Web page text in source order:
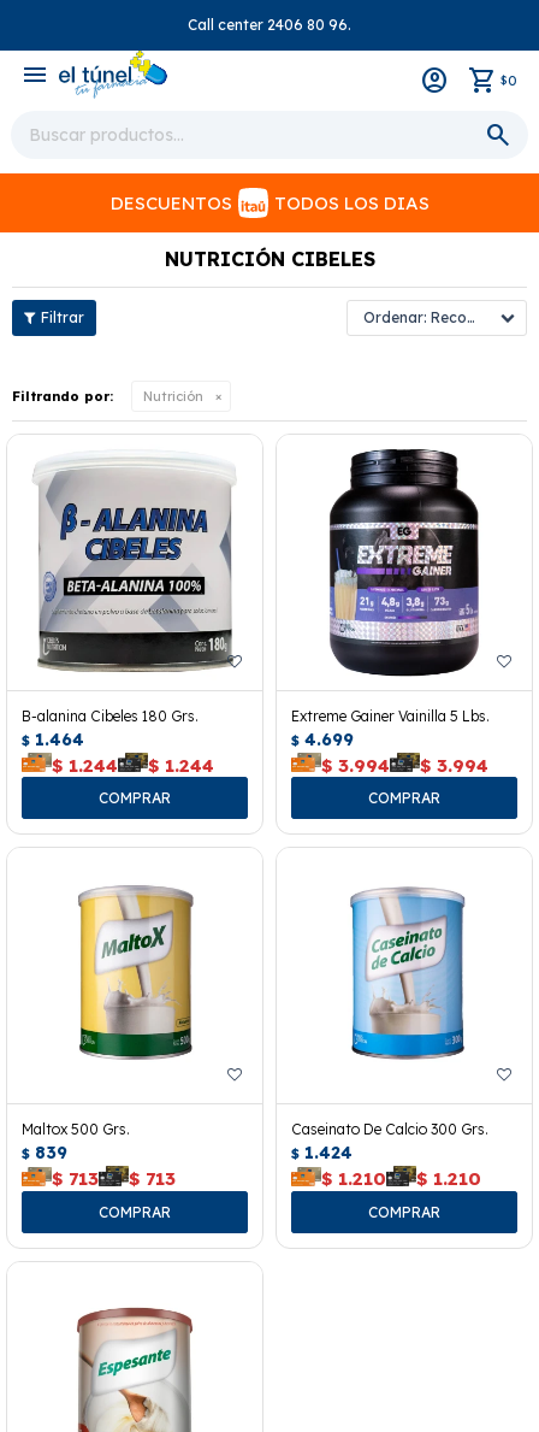
Call center 2406 80 96.
menu $0
DESCUENTOS TODOS LOS DIAS
NUTRICIÓN CIBELES
Recomendados
Filtrando por: Nutrición
B-alanina Cibeles 180 Grs.
$ 1.464
$ 1.244 $ 1.244
Extreme Gainer Vainilla 5 Lbs.
$ 4.699
$ 3.994 $ 3.994
Maltox 500 Grs.
$ 839
$ 713 $ 713
Caseinato De Calcio 300 Grs.
$ 1.424
$ 1.210 $ 1.210
close